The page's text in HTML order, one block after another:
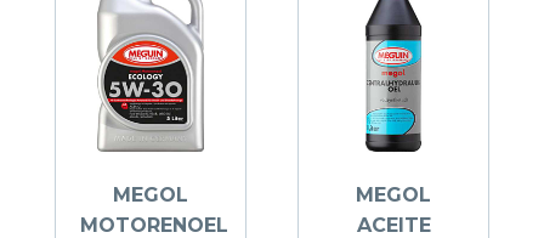
MEGOL
MOTORENOEL
MEGOL
ACEITE